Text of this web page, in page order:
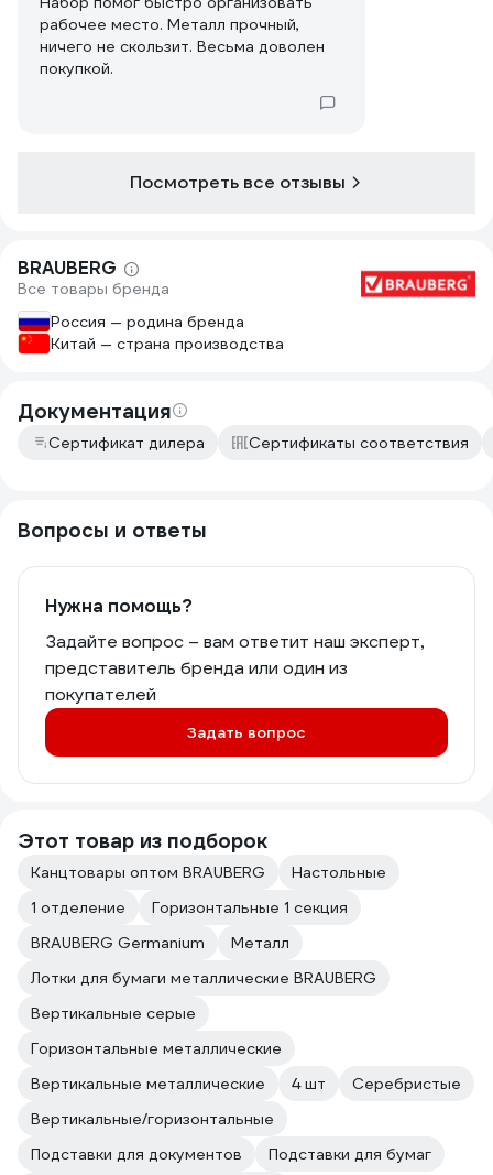
рабочее место. Металл прочный,
ничего не скользит. Весьма доволен
покупкой.
Посмотреть все отзывы
BRAUBERG
Все товары бренда
Россия — родина бренда
Китай — страна производства
Документация
Сертификат дилера Сертификаты соответствия
Вопросы и ответы
Нужна помощь?
Задайте вопрос – вам ответит наш эксперт,
представитель бренда или один из
покупателей
Задать вопрос
Этот товар из подборок
Канцтовары оптом BRAUBERG
Настольные
1 отделение
Горизонтальные 1 секция
BRAUBERG Germanium
Металл
Лотки для бумаги металлические BRAUBERG
Вертикальные серые
Горизонтальные металлические
Вертикальные металлические
4 шт
Серебристые
Вертикальные/горизонтальные
Подставки для документов
Подставки для бумаг